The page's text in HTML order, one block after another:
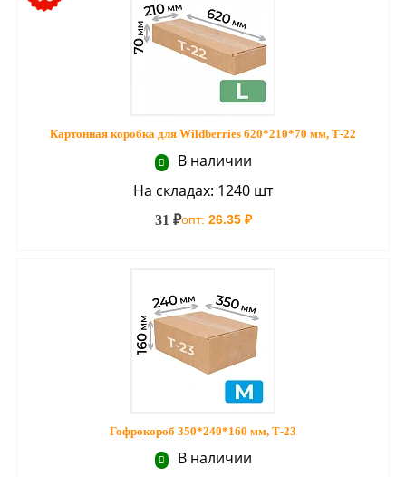
Картонная коробка для Wildberries 620*210*70 мм, Т-22
В наличии
На складах: 1240 шт
31 ₽опт: 26.35 ₽
Гофрокороб 350*240*160 мм, Т-23
В наличии